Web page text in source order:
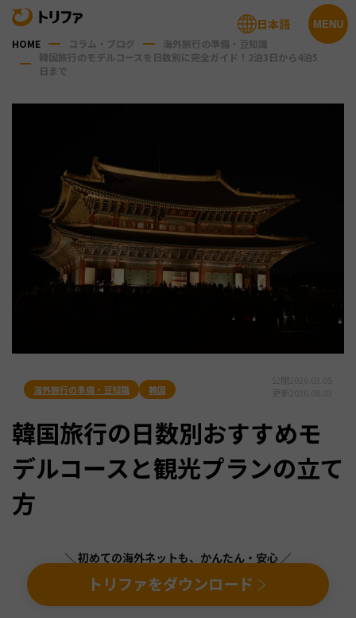
MENU
日本語
HOME コラム・ブログ
海外旅行の準備・豆知識
韓国旅行のモデルコースを日数別に完全ガイド！2泊3日から4泊5
日まで
海外旅行の準備・豆知識 韓国
韓国旅行の日数別おすすめモ
デルコースと観光プランの立て
方
＼ 初めての海外ネットも、かんたん・安心 ／
トリファをダウンロード